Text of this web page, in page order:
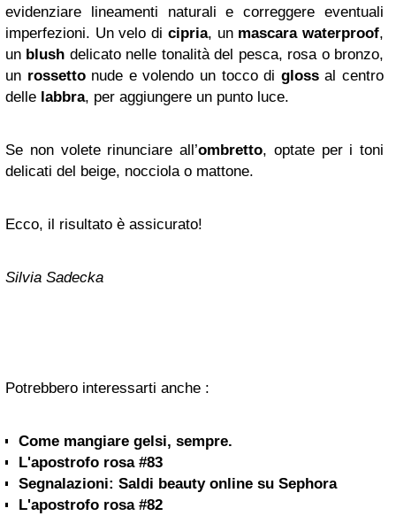
evidenziare lineamenti naturali e correggere eventuali
imperfezioni. Un velo di cipria, un mascara waterproof,
un blush delicato nelle tonalità del pesca, rosa o bronzo,
un rossettonude e volendo un tocco di glossal centro
delle labbra, per aggiungere un punto luce.
Se non volete rinunciare all’ombretto, optate per i toni
delicati del beige, nocciola o mattone.
Ecco, il risultato è assicurato!
Silvia Sadecka
Potrebbero interessarti anche :
Come mangiare gelsi, sempre.
L'apostrofo rosa #83
Segnalazioni: Saldi beauty online su Sephora
L'apostrofo rosa #82